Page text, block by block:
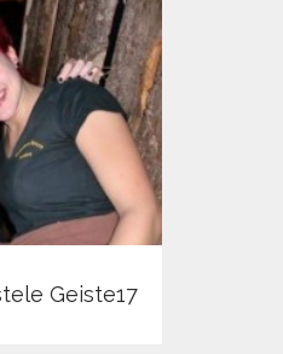
Geiste17